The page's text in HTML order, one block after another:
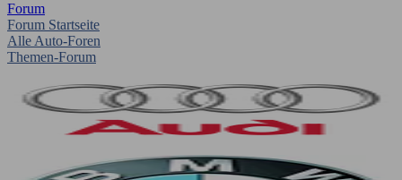
Forum
Forum Startseite
Alle Auto-Foren
Themen-Forum